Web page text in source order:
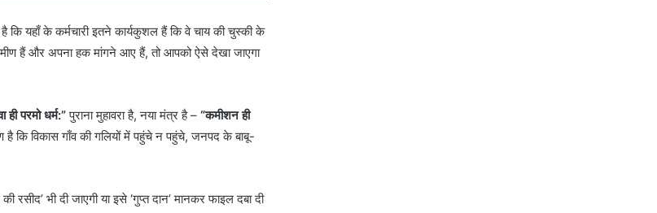
कि यहाँ के कर्मचारी इतने कार्यकुशल हैं कि वे चाय की चुस्की के
हैं और अपना हक मांगने आए हैं, तो आपको ऐसे देखा जाएगा
ही परमो धर्म:”पुराना मुहावरा है, नया मंत्र है – “कमीशन ही
कि विकास गाँव की गलियों में पहुंचे न पहुंचे, जनपद के बाबू-
रसीद’ भी दी जाएगी या इसे ‘गुप्त दान’ मानकर फाइल दबा दी